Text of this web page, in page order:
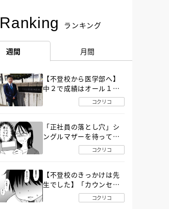
Ranking ランキング
週間 月間
【不登校から医学部へ】
中２で成績はオール１
「昼夜逆転」したわが子
を”夜遊び”に連れ出した
コクリコ
「正社員の落とし穴」シ
ングルマザーを待ってい
た“魔の２年間”【後編】
コクリコ
【不登校のきっかけは先
生でした】「カウンセリ
ングの時間」生徒の情報
をバラしたのは…《第２
コクリコ